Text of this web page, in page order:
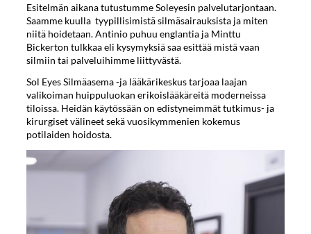
Esitelmän aikana tutustumme Soleyesin palvelutarjontaan.
Saamme kuulla tyypillisimistä silmäsairauksista ja miten
niitä hoidetaan. Antinio puhuu englantia ja Minttu
Bickerton tulkkaa eli kysymyksiä saa esittää mistä vaan
silmiin tai palveluihimme liittyvästä.
Sol Eyes Silmäasema -ja lääkärikeskus tarjoaa laajan
valikoiman huippuluokan erikoislääkäreitä moderneissa
tiloissa. Heidän käytössään on edistyneimmät tutkimus- ja
kirurgiset välineet sekä vuosikymmenien kokemus
potilaiden hoidosta.